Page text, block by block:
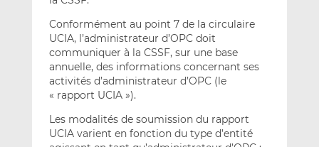
Conformément au point 7 de la circulaire
UCIA, l’administrateur d’OPC doit
communiquer à la CSSF, sur une base
annuelle, des informations concernant ses
activités d’administrateur d’OPC (le
« rapport UCIA »).
Les modalités de soumission du rapport
UCIA varient en fonction du type d’entité